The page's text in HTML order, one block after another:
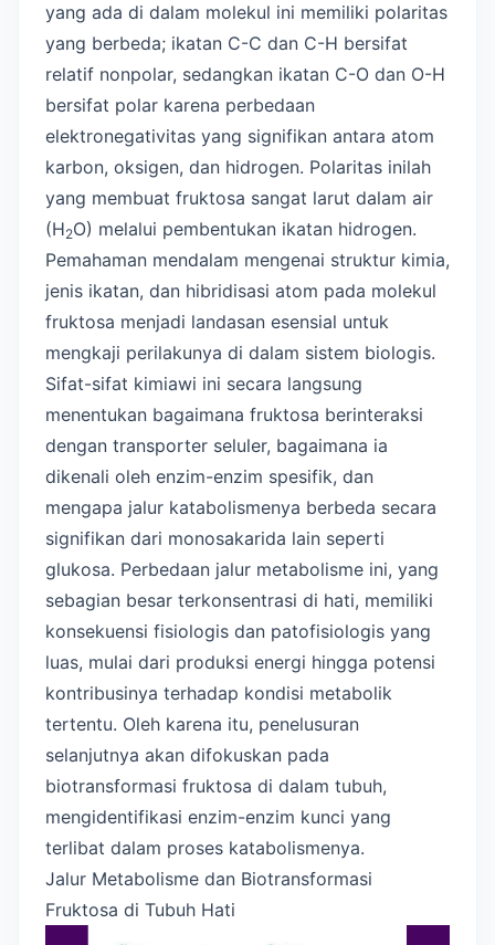
yang ada di dalam molekul ini memiliki polaritas
yang berbeda; ikatan C-C dan C-H bersifat
relatif nonpolar, sedangkan ikatan C-O dan O-H
bersifat polar karena perbedaan
elektronegativitas yang signifikan antara atom
karbon, oksigen, dan hidrogen. Polaritas inilah
yang membuat fruktosa sangat larut dalam air
(H2O) melalui pembentukan ikatan hidrogen.
Pemahaman mendalam mengenai struktur kimia,
jenis ikatan, dan hibridisasi atom pada molekul
fruktosa menjadi landasan esensial untuk
mengkaji perilakunya di dalam sistem biologis.
Sifat-sifat kimiawi ini secara langsung
menentukan bagaimana fruktosa berinteraksi
dengan transporter seluler, bagaimana ia
dikenali oleh enzim-enzim spesifik, dan
mengapa jalur katabolismenya berbeda secara
signifikan dari monosakarida lain seperti
glukosa. Perbedaan jalur metabolisme ini, yang
sebagian besar terkonsentrasi di hati, memiliki
konsekuensi fisiologis dan patofisiologis yang
luas, mulai dari produksi energi hingga potensi
kontribusinya terhadap kondisi metabolik
tertentu. Oleh karena itu, penelusuran
selanjutnya akan difokuskan pada
biotransformasi fruktosa di dalam tubuh,
mengidentifikasi enzim-enzim kunci yang
terlibat dalam proses katabolismenya.
Jalur Metabolisme dan Biotransformasi
Fruktosa di Tubuh Hati